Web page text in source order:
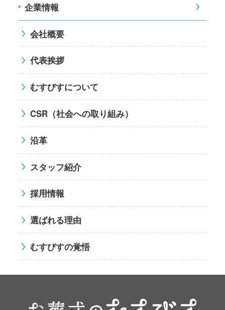
企業情報
会社概要
代表挨拶
むすびすについて
CSR（社会への取り組み）
沿革
スタッフ紹介
採用情報
選ばれる理由
むすびすの覚悟